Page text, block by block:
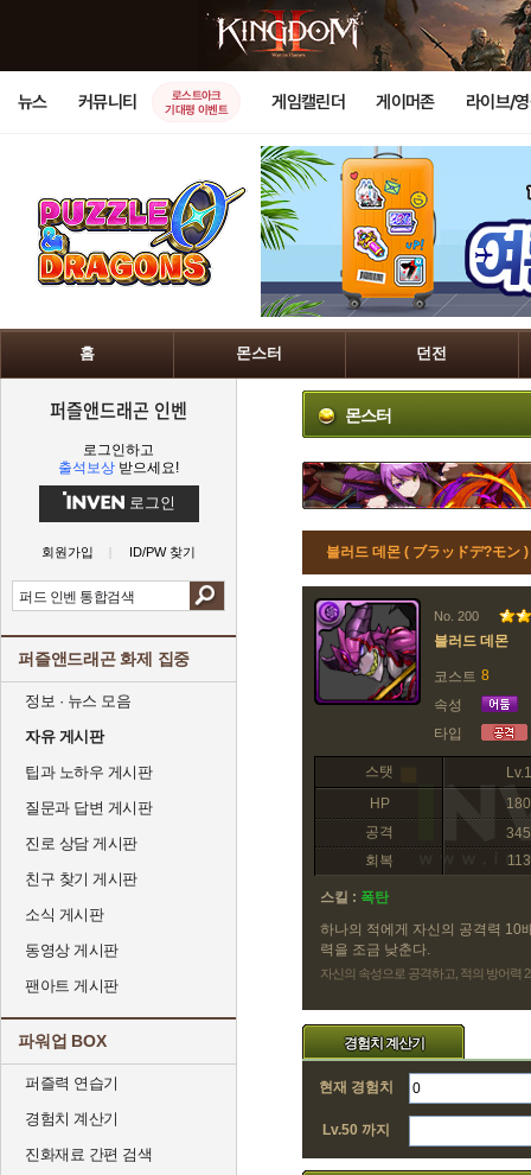
뉴스 커뮤니티
로스트아크
기대평 이벤트
게임캘린더 게이머존 라이브/
홈 몬스터 던전
퍼즐앤드래곤 인벤
로그인하고
출석보상 받으세요!
로그인
회원가입 ID/PW 찾기
퍼즐앤드래곤 화제 집중
정보 · 뉴스 모음
자유 게시판
팁과 노하우 게시판
질문과 답변 게시판
진로 상담 게시판
친구 찾기 게시판
소식 게시판
동영상 게시판
팬아트 게시판
파워업 BOX
퍼즐력 연습기
경험치 계산기
진화재료 간편 검색
몬스터
블러드 데몬 ( ブラッドデ?モン )
No. 200
블러드 데몬
코스트 8
속성
타입
스탯
Lv.1
HP
180
공격
345
회복
113
스킬 : 폭탄
하나의 적에게 자신의 공격력 10
력을 조금 낮춘다.
자신의 속성으로 공격하고, 적의 방어력
경험치 계산기
현재 경험치
Lv.50 까지